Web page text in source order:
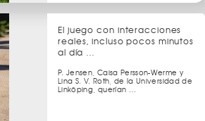
El juego con interacciones
reales, incluso pocos minutos
al día …
P. Jensen, Caisa Persson-Werme y
Lina S. V. Roth, de la Universidad de
Linköping, querían …